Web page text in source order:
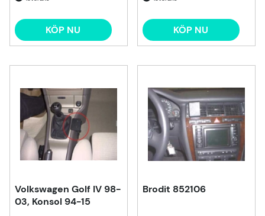
KÖP NU KÖP NU
Volkswagen Golf IV 98-
03, Konsol 94-15
Brodit 852106